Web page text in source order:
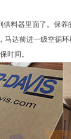
料器里面了。保
达前进一级空循
时间。